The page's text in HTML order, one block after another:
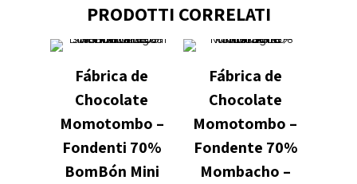
PRODOTTI CORRELATI
Fábrica de
Chocolate
Momotombo –
Fondenti 70%
BomBón Mini
Fábrica de
Chocolate
Momotombo –
Fondente 70%
Mombacho –